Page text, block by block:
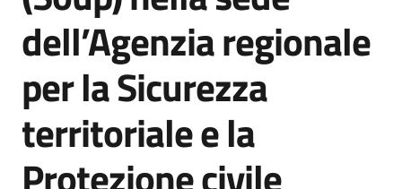
dell’Agenzia regionale
per la Sicurezza
territoriale e la